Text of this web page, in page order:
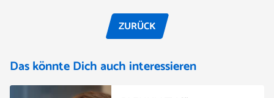
ZURÜCK
Das könnte Dich auch interessieren